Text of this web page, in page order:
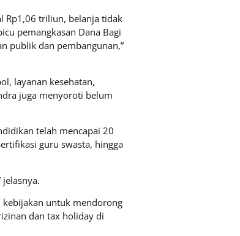
Rp1,06 triliun, belanja tidak
pemangkasan Dana Bagi
publik dan pembangunan,”
layanan kesehatan,
juga menyoroti belum
telah mencapai 20
guru swasta, hingga
kebijakan untuk mendorong
dan tax holiday di